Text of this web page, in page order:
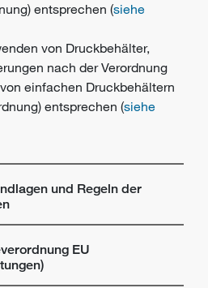
entsprechen (siehe
von Druckbehälter,
nach der Verordnung
einfachen Druckbehältern
entsprechen (siehe
und Regeln der
EU